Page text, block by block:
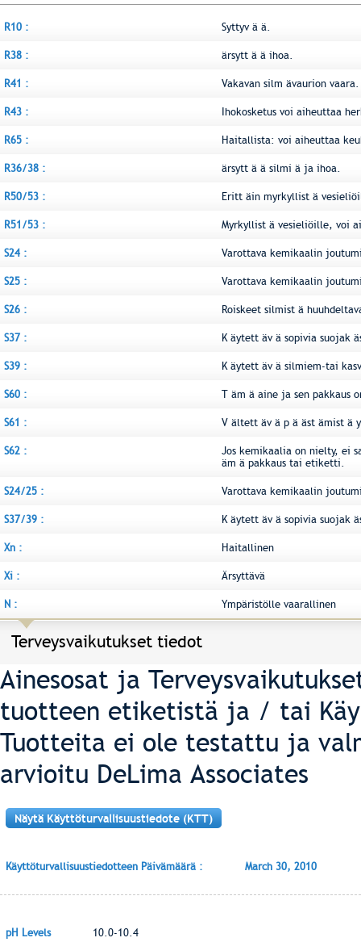
R10 : Syttyv ä ä.
R38 : ärsytt ä ä ihoa.
R41 : Vakavan silm ävaurion vaara.
R43 : Ihokosketus voi aiheuttaa
R65 : Haitallista: voi aiheuttaa
R36/38 : ärsytt ä ä silmi ä ja ihoa.
R50/53 : Eritt äin myrkyllist ä
R51/53 : Myrkyllist ä vesieliöille, voi
S24 : Varottava kemikaalin
S25 : Varottava kemikaalin
S26 : Roiskeet silmist ä
S37 : K äytett äv ä sopivia suojak
S39 : K äytett äv ä silmiem-tai
S60 : T äm ä aine ja sen pakkaus
S61 : V ältett äv ä p ä äst ämist ä
S62 :
Jos kemikaalia on nielty, ei
äm ä pakkaus tai etiketti.
S24/25 : Varottava kemikaalin
S37/39 : K äytett äv ä sopivia suojak
Xn : Haitallinen
Xi : Ärsyttävä
N : Ympäristölle vaarallinen
Terveysvaikutukset tiedot
Ainesosat ja
tuotteen etiketistä ja / tai
Tuotteita ei ole testattu ja
arvioitu DeLima Associates
Näytä Käyttöturvallisuustiedote (KTT)
Käyttöturvallisuustiedotteen Päivämäärä : March 30, 2010
pH Levels 10.0-10.4